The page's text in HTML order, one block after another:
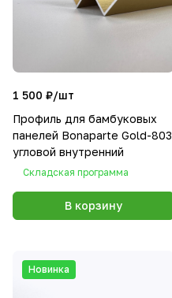
1 500 ₽/шт
Профиль для бамбуковых
панелей Bonaparte Gold-803
угловой внутренний
Складская программа
В корзину
Новинка